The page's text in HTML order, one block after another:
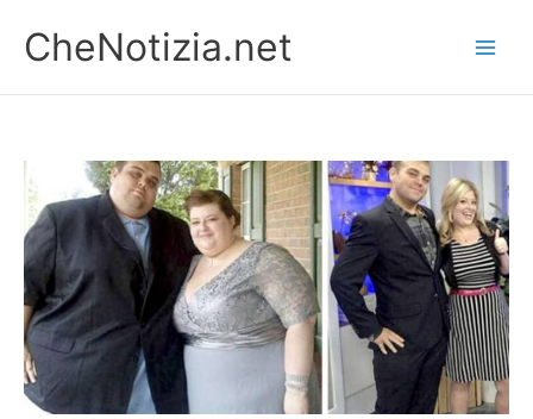
contenuto
CheNotizia.net